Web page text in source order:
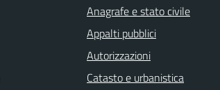
Anagrafe e stato civile
Appalti pubblici
Autorizzazioni
Catasto e urbanistica